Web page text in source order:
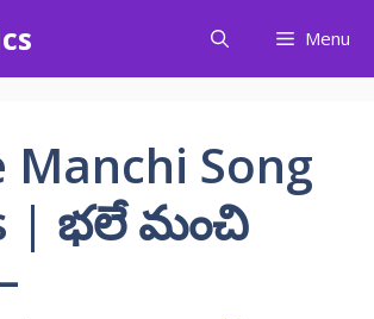
Menu
Manchi Song
| భలే మంచి